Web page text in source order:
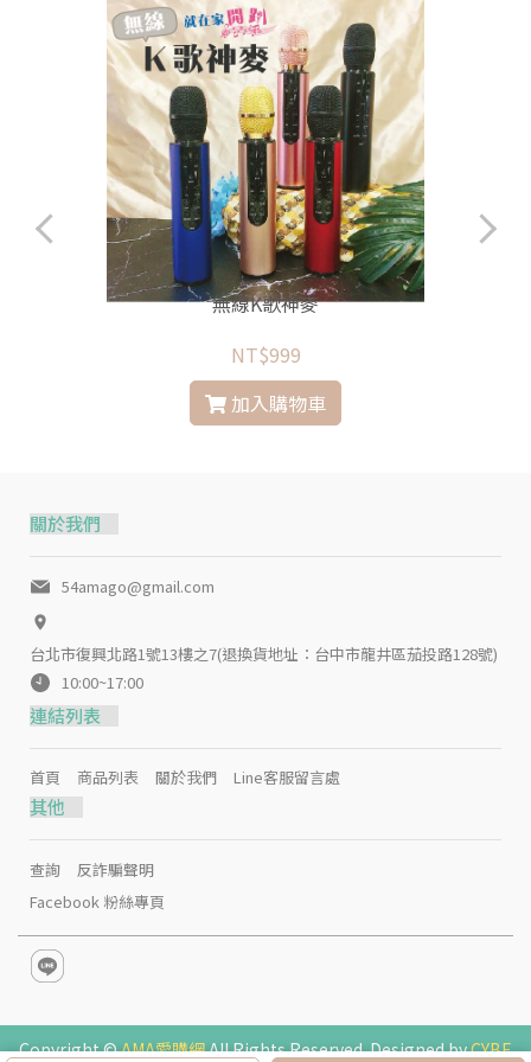
無線K歌神麥
NT$999
加入購物車
關於我們
54amago@gmail.com
台北市復興北路1號13樓之7(退換貨地址：台中市龍井區茄投路128號)
10:00~17:00
連結列表
首頁 商品列表 關於我們 Line客服留言處
其他
查詢
反詐騙聲明
Facebook 粉絲專頁
Copyright ©AMA愛購網All Rights Reserved. Designed byCYBE